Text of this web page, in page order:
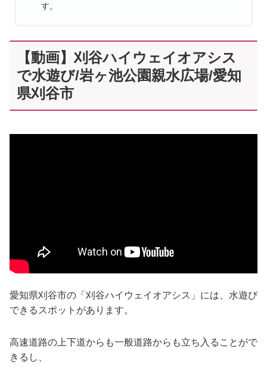
す。
【動画】刈谷ハイウェイオアシス
で水遊び/岩ヶ池公園親水広場/愛知
県刈谷市
愛知県刈谷市の「刈谷ハイウェイオアシス」には、水遊び
できるスポットがあります。
高速道路の上下道からも一般道路からも立ち入ることがで
きるし、